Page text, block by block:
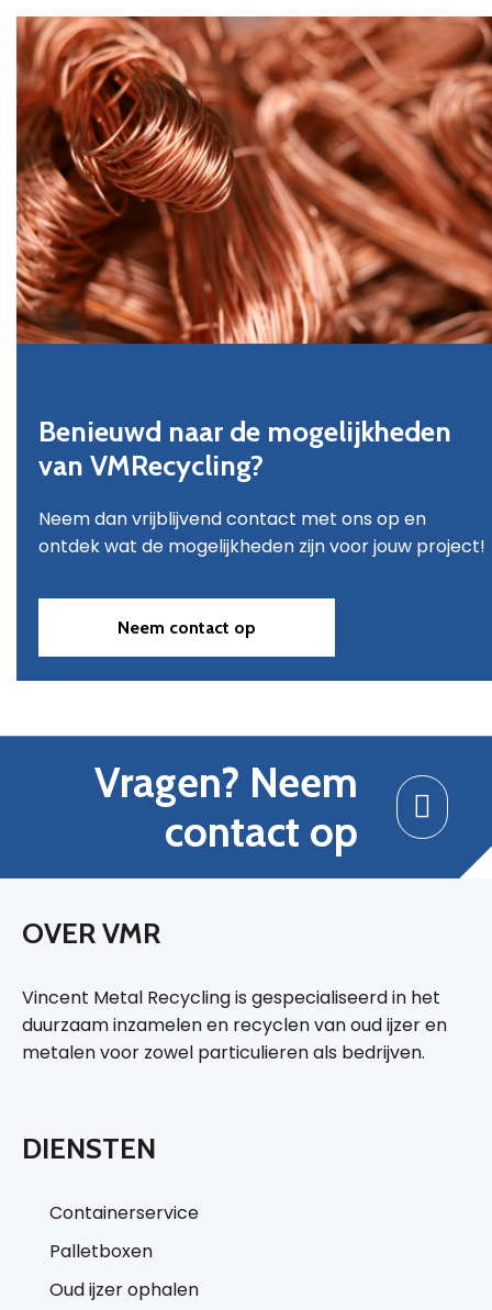
Benieuwd naar de mogelijkheden
van VMRecycling?
Neem dan vrijblijvend contact met ons op en
ontdek wat de mogelijkheden zijn voor jouw project!
Neem contact op
Vragen? Neem
contact op
OVER VMR
Vincent Metal Recycling is gespecialiseerd in het
duurzaam inzamelen en recyclen van oud ijzer en
metalen voor zowel particulieren als bedrijven.
DIENSTEN
Containerservice
Palletboxen
Oud ijzer ophalen